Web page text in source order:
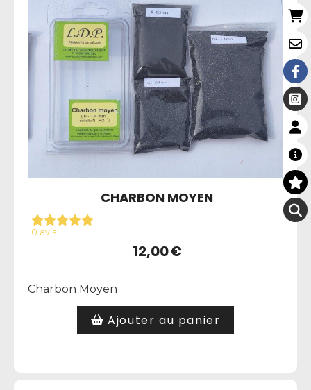
CHARBON MOYEN
0 avis
12,00€
Charbon Moyen
Ajouter au panier